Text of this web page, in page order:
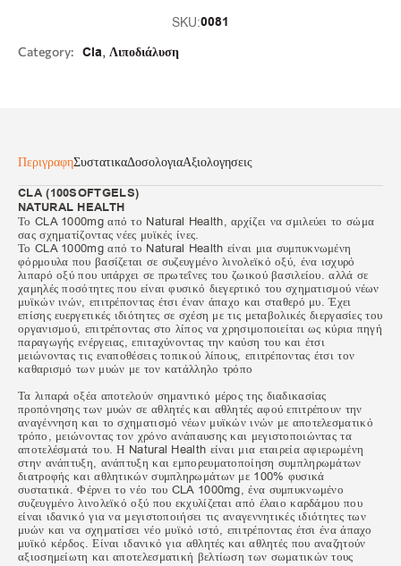
SKU:0081
Category: Cla, Λιποδιάλυση
ΠεριγραφηΣυστατικαΔοσολογιαΑξιολογησεις
CLA (100SOFTGELS)
NATURAL HEALTH
Το CLA 1000mg από το Natural Health, αρχίζει να σμιλεύει το σώμα
σας σχηματίζοντας νέες μυϊκές ίνες.
Το CLA 1000mg από το Natural Health είναι μια συμπυκνωμένη
φόρμουλα που βασίζεται σε συζευγμένο λινολεϊκό οξύ, ένα ισχυρό
λιπαρό οξύ που υπάρχει σε πρωτεΐνες του ζωικού βασιλείου. αλλά σε
χαμηλές ποσότητες που είναι φυσικό διεγερτικό του σχηματισμού νέων
μυϊκών ινών, επιτρέποντας έτσι έναν άπαχο και σταθερό μυ. Έχει
επίσης ευεργετικές ιδιότητες σε σχέση με τις μεταβολικές διεργασίες του
οργανισμού, επιτρέποντας στο λίπος να χρησιμοποιείται ως κύρια πηγή
παραγωγής ενέργειας, επιταχύνοντας την καύση του και έτσι
μειώνοντας τις εναποθέσεις τοπικού λίπους, επιτρέποντας έτσι τον
καθαρισμό των μυών με τον κατάλληλο τρόπο
Τα λιπαρά οξέα αποτελούν σημαντικό μέρος της διαδικασίας
προπόνησης των μυών σε αθλητές και αθλητές αφού επιτρέπουν την
αναγέννηση και το σχηματισμό νέων μυϊκών ινών με αποτελεσματικό
τρόπο, μειώνοντας τον χρόνο ανάπαυσης και μεγιστοποιώντας τα
αποτελέσματά του. Η Natural Health είναι μια εταιρεία αφιερωμένη
στην ανάπτυξη, ανάπτυξη και εμπορευματοποίηση συμπληρωμάτων
διατροφής και αθλητικών συμπληρωμάτων με 100% φυσικά
συστατικά. Φέρνει το νέο του CLA 1000mg, ένα συμπυκνωμένο
συζευγμένο λινολεϊκό οξύ που εκχυλίζεται από έλαιο καρδάμου που
είναι ιδανικό για να μεγιστοποιήσει τις αναγεννητικές ιδιότητες των
μυών και να σχηματίσει νέο μυϊκό ιστό, επιτρέποντας έτσι ένα άπαχο
μυϊκό κέρδος. Είναι ιδανικό για αθλητές και αθλητές που αναζητούν
αξιοσημείωτη και αποτελεσματική βελτίωση των σωματικών τους